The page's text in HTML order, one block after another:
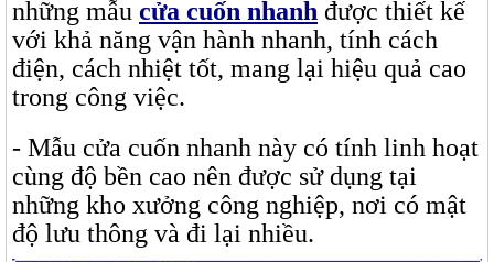
những mẫu cửa cuốn nhanh được thiết kế
với khả năng vận hành nhanh, tính cách
điện, cách nhiệt tốt, mang lại hiệu quả cao
trong công việc.
- Mẫu cửa cuốn nhanh này có tính linh hoạt
cùng độ bền cao nên được sử dụng tại
những kho xưởng công nghiệp, nơi có mật
độ lưu thông và đi lại nhiều.